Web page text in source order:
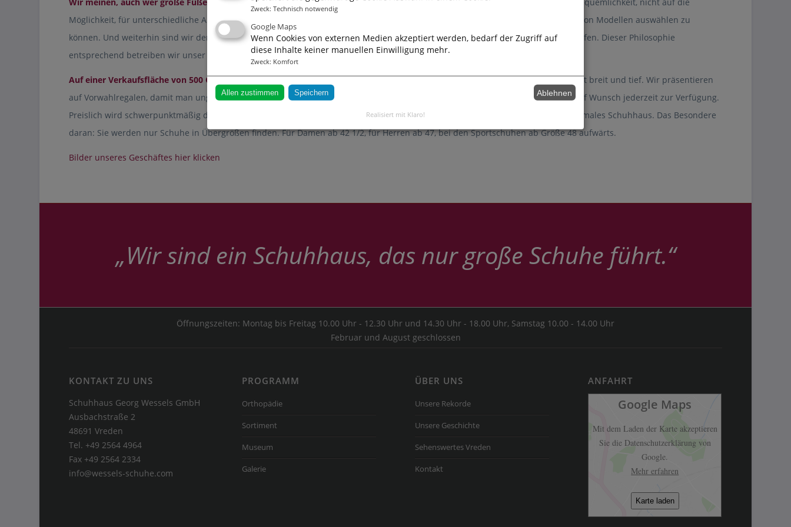
Möglichkeit, für unterschiedliche Anlässe die jeweils angemessenen Schuhe zu bekommen, nicht auf die Freiheit, aus einer Fülle von Modellen auswählen zu
können. Und weiterhin sind wir der Ansicht, dass große Schuhe im wesentlichen nicht teurer als solche in Normalgrößen sein dürfen. Dieser Philosophie
entsprechend betreiben wir unser Geschäft.
Auf einer Verkaufsfläche von 500 Quadratmeternfinden Sie Abteilungen für Damen-, Herren- und Sportschuhe. Das Sortiment ist breit und tief. Wir präsentieren
auf Vorwahlregalen, damit man ungestört nach Lust und Laune sich umsehen und anprobieren kann. Fachliche Beratung steht auf Wunsch jederzeit zur Verfügung.
Preislich wird schwerpunktmäßig das Mittelgenre geführt. Bis hierher ein zwar überdurchschnittlich gut sortiertes, aber ganz normales Schuhhaus. Das Besondere
daran: Sie werden nur Schuhe in Übergrößen finden. Für Damen ab 42 1/2, für Herren ab 47, bei den Sportschuhen ab Größe 48 aufwärts.
Bilder unseres Geschäftes hier klicken
„Wir sind ein Schuhhaus, das nur große Schuhe führt.“
Öffnungszeiten: Montag bis Freitag 10.00 Uhr - 12.30 Uhr und 14.30 Uhr - 18.00 Uhr, Samstag 10.00 - 14.00 Uhr
Februar und August geschlossen
KONTAKT ZU UNS
Schuhhaus Georg Wessels GmbH
Ausbachstraße 2
48691 Vreden
Tel. +49 2564 4964
Fax +49 2564 2334
info@wessels-schuhe.com
PROGRAMM
Orthopädie
Sortiment
Museum
Galerie
ÜBER UNS
Unsere Rekorde
Unsere Geschichte
Sehenswertes Vreden
Kontakt
ANFAHRT
Google Maps
Mit dem Laden der Karte akzeptieren
Sie die Datenschutzerklärung von
Google.
Mehr erfahren
Karte laden
Zweck: Technisch notwendig
Google Maps
Wenn Cookies von externen Medien akzeptiert werden, bedarf der Zugriff auf
diese Inhalte keiner manuellen Einwilligung mehr.
Zweck: Komfort
Allen zustimmen Speichern Ablehnen
Realisiert mit Klaro!